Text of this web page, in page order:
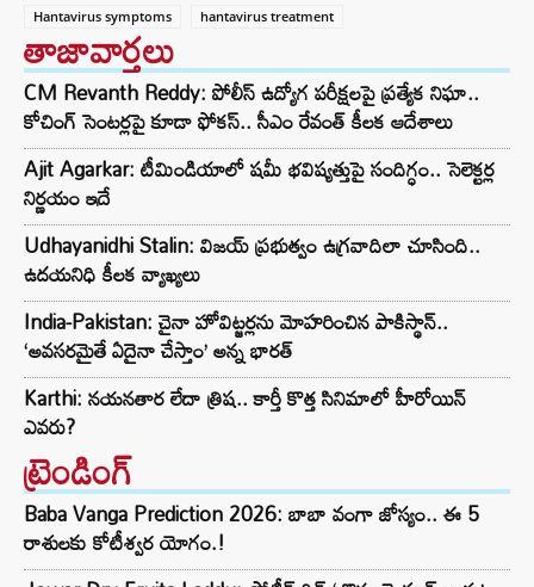
Hantavirus symptoms
hantavirus treatment
తాజావార్తలు
CM Revanth Reddy: పోలీస్ ఉద్యోగ పరీక్షలపై ప్రత్యేక నిఘా..
కోచింగ్ సెంటర్లపై కూడా ఫోకస్.. సీఎం రేవంత్ కీలక ఆదేశాలు
Ajit Agarkar: టీమిండియాలో షమీ భవిష్యత్తుపై సందిగ్ధం.. సెలెక్టర్ల
నిర్ణయం ఇదే
Udhayanidhi Stalin: విజయ్ ప్రభుత్వం ఉగ్రవాదిలా చూసింది..
ఉదయనిధి కీలక వ్యాఖ్యలు
India-Pakistan: చైనా హోవిట్జర్లను మోహరించిన పాకిస్థాన్..
‘అవసరమైతే ఏదైనా చేస్తాం’ అన్న భారత్
Karthi: నయనతార లేదా త్రిష.. కార్తీ కొత్త సినిమాలో హీరోయిన్
ఎవరు?
ట్రెండింగ్‌
Baba Vanga Prediction 2026: బాబా వంగా జోస్యం.. ఈ 5
రాశులకు కోటీశ్వర యోగం.!